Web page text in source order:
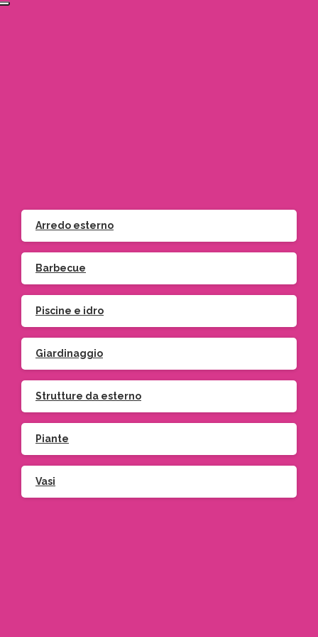
Arredo esterno
Barbecue
Piscine e idro
Giardinaggio
Strutture da esterno
Piante
Vasi